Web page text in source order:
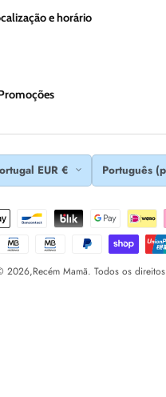
e horário
Contactos, localização e
Novidades e Promoções
Portugal EUR € Português
2026,Recém Mamã. Todos os